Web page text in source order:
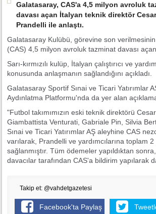
Galatasaray, CAS'a 4,5 milyon avroluk
davası açan İtalyan teknik direktör
Prandelli ile anlaştı.
Galatasaray Kulübü, görevine son
(CAS) 4,5 milyon avroluk tazminat davası
Sarı-kırmızılı kulüp, İtalyan çalıştırıcı ve
konusunda anlaşmanın sağlandığını açıkladı.
Galatasaray Sportif Sınai ve Ticari
Aydınlatma Platformu'nda da yer alan
"Futbol takımımızın eski teknik direktörü
Giambattista Venturati, Gabriale Pin, Silvia
Sınai ve Ticari Yatırımlar AŞ aleyhine CAS
varılarak, Prandelli ve yardımcılarına
sağlanmıştır. Tüm ödemeler yapıldıktan
davacılar tarafından CAS'a bildirim yapılarak
Takip et: @vahdetgazetesi
Facebook'ta Paylaş